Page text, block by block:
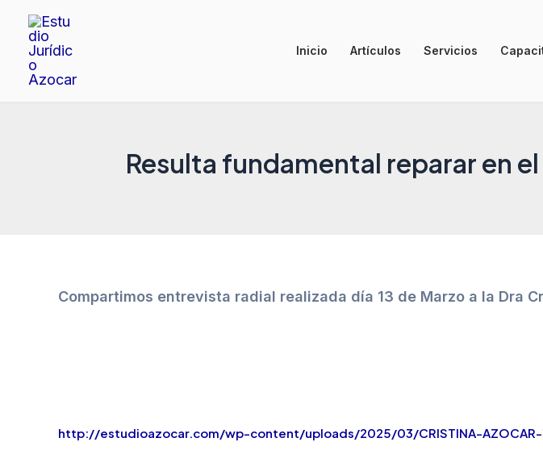
contenido
Inicio Artículos Servicios
Resulta fundamental reparar en
Compartimos entrevista radial realizada día 13 de Marzo a la Dra
http://estudioazocar.com/wp-content/uploads/2025/03/CRISTINA-AZOCAR-